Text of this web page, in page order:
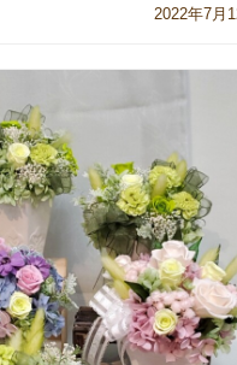
2022年7月